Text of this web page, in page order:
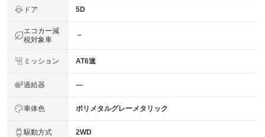
ドア 5D
エコカー減
税対象車
－
ミッション AT6速
過給器 ―
車体色 ポリメタルグレーメタリック
駆動方式 2WD